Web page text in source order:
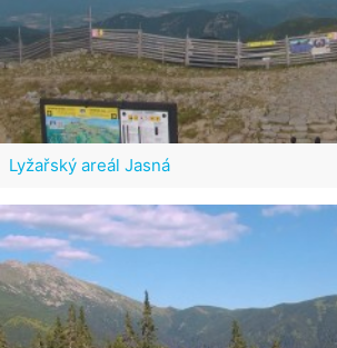
Lyžařský areál Jasná